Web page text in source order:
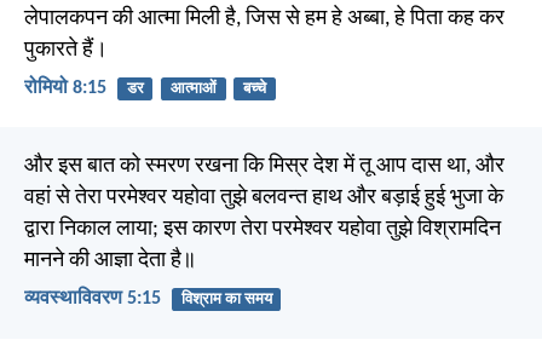
लेपालकपन की आत्मा मिली है, जिस से हम हे अब्बा, हे पिता कह कर
पुकारते हैं।
रोमियो 8:15 डर आत्माओं बच्चे
और इस बात को स्मरण रखना कि मिस्र देश में तू आप दास था, और
वहां से तेरा परमेश्वर यहोवा तुझे बलवन्त हाथ और बड़ाई हुई भुजा के
द्वारा निकाल लाया; इस कारण तेरा परमेश्वर यहोवा तुझे विश्रामदिन
मानने की आज्ञा देता है॥
व्यवस्थाविवरण 5:15 विश्राम का समय